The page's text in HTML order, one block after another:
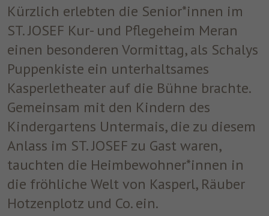
Kürzlich erlebten die Senior*innen im
ST. JOSEF Kur- und Pflegeheim Meran
einen besonderen Vormittag, als Schalys
Puppenkiste ein unterhaltsames
Kasperletheater auf die Bühne brachte.
Gemeinsam mit den Kindern des
Kindergartens Untermais, die zu diesem
Anlass im ST. JOSEF zu Gast waren,
tauchten die Heimbewohner*innen in
die fröhliche Welt von Kasperl, Räuber
Hotzenplotz und Co. ein.
Zweck
Dieses Cookie wird verwendet, um Ihre
Cookie-Einstellungen für diese Website zu
speichern.
Marketing
Benutzt um die Web-Navigation des Nutzers zu überwachen und
ein Profil seiner Gewohnheiten zu erstellen.
Name _fbp
Laufzeit 3 Monate
Dieses Cookie wird von Facebook gesetzt,
um nach dem Besuch der Website entweder
auf Facebook oder auf einer digitalen
Plattform, die von Facebook-Werbung
Cookie-Informationen anzeigen